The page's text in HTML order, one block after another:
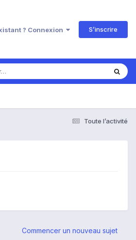
? Connexion S’inscrire
Toute l’activité
Commencer un nouveau sujet